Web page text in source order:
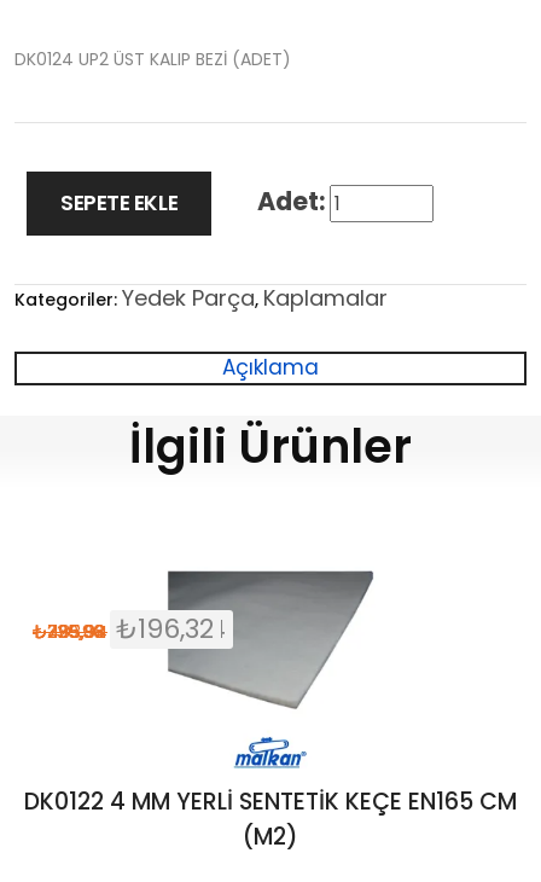
DK0124 UP2 ÜST KALIP BEZİ (ADET)
SEPETE EKLE
Kategoriler: Yedek Parça, Kaplamalar
Açıklama
İlgili Ürünler
DK0122 4 MM YERLİ SENTETİK KEÇE EN165 CM
(M2)
₺725,88 ₺617,00
₺395,94 ₺336,54
₺483,92 ₺411,33
₺230,96 ₺196,32